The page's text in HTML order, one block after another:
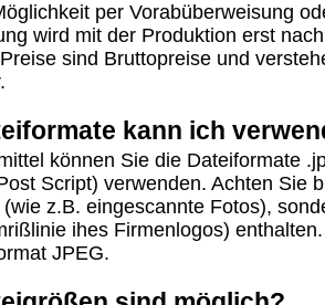
per Vorabüberweisung
wird mit der Produktion erst
sind Bruttopreise und
kann ich
können Sie die Dateiformate
Script) verwenden. Achten Sie
z.B. eingescannte Fotos),
ihes Firmenlogos)
JPEG.